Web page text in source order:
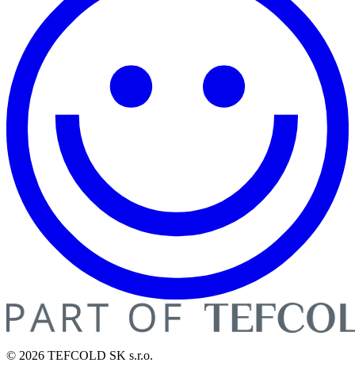
© 2026 TEFCOLD SK s.r.o.